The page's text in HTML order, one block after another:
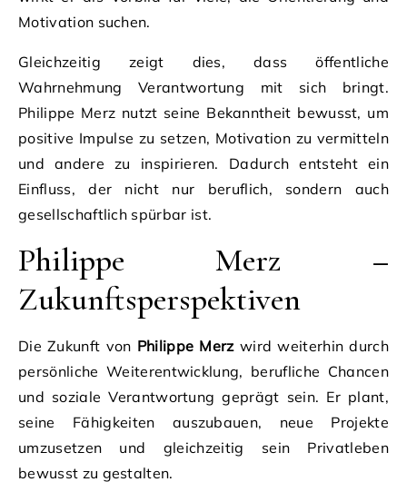
Motivation suchen.
Gleichzeitig zeigt dies, dass öffentliche
Wahrnehmung Verantwortung mit sich bringt.
Philippe Merz nutzt seine Bekanntheit bewusst, um
positive Impulse zu setzen, Motivation zu vermitteln
und andere zu inspirieren. Dadurch entsteht ein
Einfluss, der nicht nur beruflich, sondern auch
gesellschaftlich spürbar ist.
Philippe Merz –
Zukunftsperspektiven
Die Zukunft von Philippe Merzwird weiterhin durch
persönliche Weiterentwicklung, berufliche Chancen
und soziale Verantwortung geprägt sein. Er plant,
seine Fähigkeiten auszubauen, neue Projekte
umzusetzen und gleichzeitig sein Privatleben
bewusst zu gestalten.